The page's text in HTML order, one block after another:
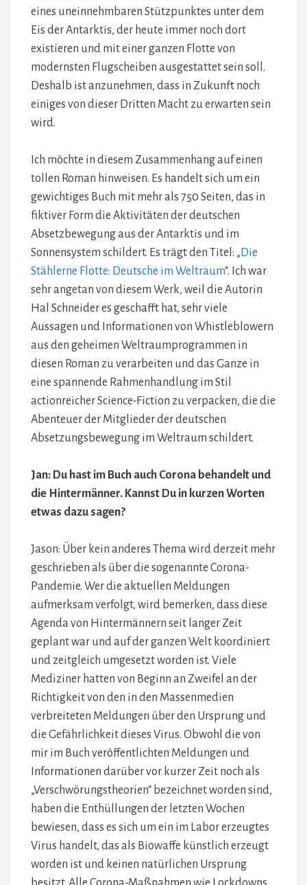
eines uneinnehmbaren Stützpunktes unter dem
Eis der Antarktis, der heute immer noch dort
existieren und mit einer ganzen Flotte von
modernsten Flugscheiben ausgestattet sein soll.
Deshalb ist anzunehmen, dass in Zukunft noch
einiges von dieser Dritten Macht zu erwarten sein
wird.
Ich möchte in diesem Zusammenhang auf einen
tollen Roman hinweisen. Es handelt sich um ein
gewichtiges Buch mit mehr als 750 Seiten, das in
fiktiver Form die Aktivitäten der deutschen
Absetzbewegung aus der Antarktis und im
Sonnensystem schildert. Es trägt den Titel: „ Die
Stählerne Flotte: Deutsche im Weltraum“. Ich war
sehr angetan von diesem Werk, weil die Autorin
Hal Schneider es geschafft hat, sehr viele
Aussagen und Informationen von Whistleblowern
aus den geheimen Weltraumprogrammen in
diesen Roman zu verarbeiten und das Ganze in
eine spannende Rahmenhandlung im Stil
actionreicher Science-Fiction zu verpacken, die die
Abenteuer der Mitglieder der deutschen
Absetzungsbewegung im Weltraum schildert.
Jan: Du hast im Buch auch Corona behandelt und
die Hintermänner. Kannst Du in kurzen Worten
etwas dazu sagen?
Jason: Über kein anderes Thema wird derzeit mehr
geschrieben als über die sogenannte Corona-
Pandemie. Wer die aktuellen Meldungen
aufmerksam verfolgt, wird bemerken, dass diese
Agenda von Hintermännern seit langer Zeit
geplant war und auf der ganzen Welt koordiniert
und zeitgleich umgesetzt worden ist. Viele
Mediziner hatten von Beginn an Zweifel an der
Richtigkeit von den in den Massenmedien
verbreiteten Meldungen über den Ursprung und
die Gefährlichkeit dieses Virus. Obwohl die von
mir im Buch veröffentlichten Meldungen und
Informationen darüber vor kurzer Zeit noch als
„Verschwörungstheorien“ bezeichnet worden sind,
haben die Enthüllungen der letzten Wochen
bewiesen, dass es sich um ein im Labor erzeugtes
Virus handelt, das als Biowaffe künstlich erzeugt
worden ist und keinen natürlichen Ursprung